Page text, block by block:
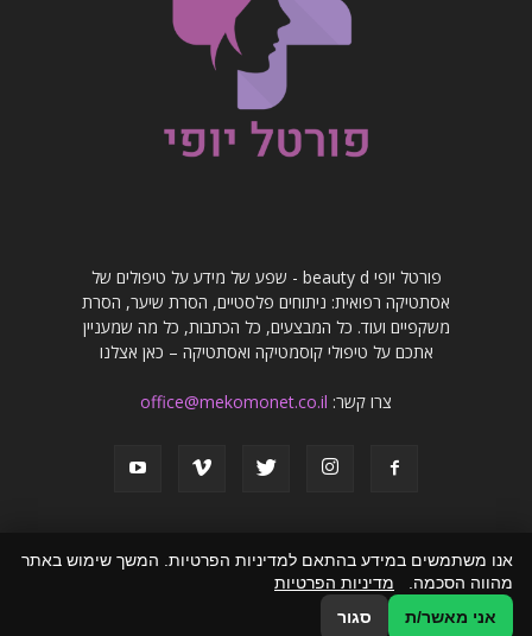
פורטל יופי beauty d - שפע של מידע על טיפולים של
אסתטיקה רפואית: ניתוחים פלסטיים, הסרת שיער, הסרת
משקפיים ועוד. כל המבצעים, כל הכתבות, כל מה שמעניין
אתכם על טיפולי קוסמטיקה ואסתטיקה – כאן אצלנו
צרו קשר: office@mekomonet.co.il
פרסמו אצלנו פרסום מאמרים באתרים
© כל הזכויות שמורות לפורטל יופי beauty d
אנו משתמשים במידע בהתאם למדיניות הפרטיות. המשך שימוש באתר
מהווה הסכמה. מדיניות הפרטיות
אני מאשר/ת
סגור